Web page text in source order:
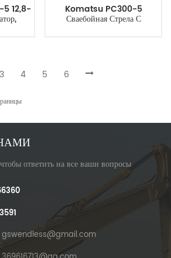
12,8- Komatsu PC300-5
Сваебойная Стрела С
3 4 5 6
ответить на все ваши вопросы
: gswendless@gmail.com